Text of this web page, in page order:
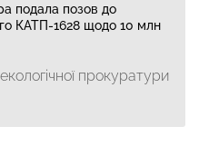
подала позов до
КАТП-1628 щодо 10 млн
прокуратури